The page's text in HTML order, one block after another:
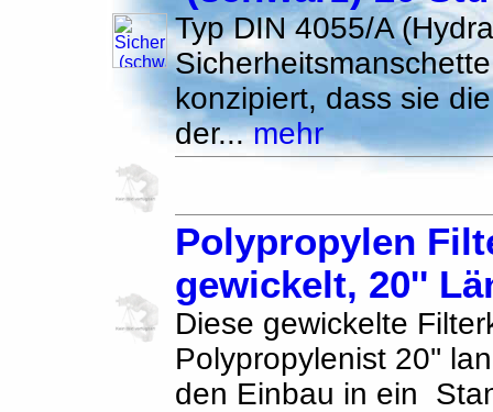
Typ DIN 4055/A
konzipiert, dass sie
der...mehr
Polypropylen
gewickelt, 20''
Diese gewickelte
Polypropylenist 20''
den Einbau in ein